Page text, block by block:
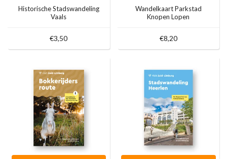
Historische Stadswandeling
Vaals
€3,50
Wandelkaart Parkstad
Knopen Lopen
€8,20